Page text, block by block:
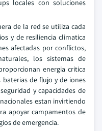
locales con soluciones
de la red se utiliza cada
y de resiliencia climatica
afectadas por conflictos,
los sistemas de
energia critica
baterias de flujo y de iones
y capacidades de
estan invirtiendo
apoyar campamentos de
de emergencia.